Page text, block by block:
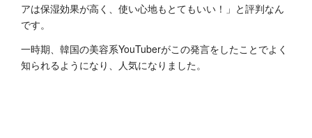
アは保湿効果が高く、使い心地もとてもいい！」と評判なん
です。
一時期、韓国の美容系YouTuberがこの発言をしたことでよく
知られるようになり、人気になりました。